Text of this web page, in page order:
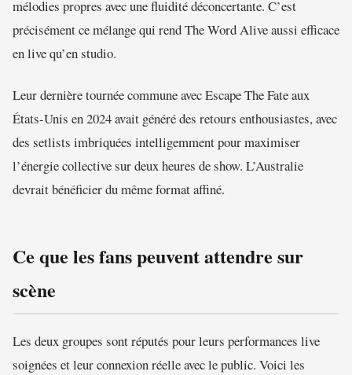
mélodies propres avec une fluidité déconcertante. C’est
précisément ce mélange qui rend The Word Alive aussi efficace
en live qu’en studio.
Leur dernière tournée commune avec Escape The Fate aux
États-Unis en 2024 avait généré des retours enthousiastes, avec
des setlists imbriquées intelligemment pour maximiser
l’énergie collective sur deux heures de show. L’Australie
devrait bénéficier du même format affiné.
Ce que les fans peuvent attendre sur
scène
Les deux groupes sont réputés pour leurs performances live
soignées et leur connexion réelle avec le public. Voici les